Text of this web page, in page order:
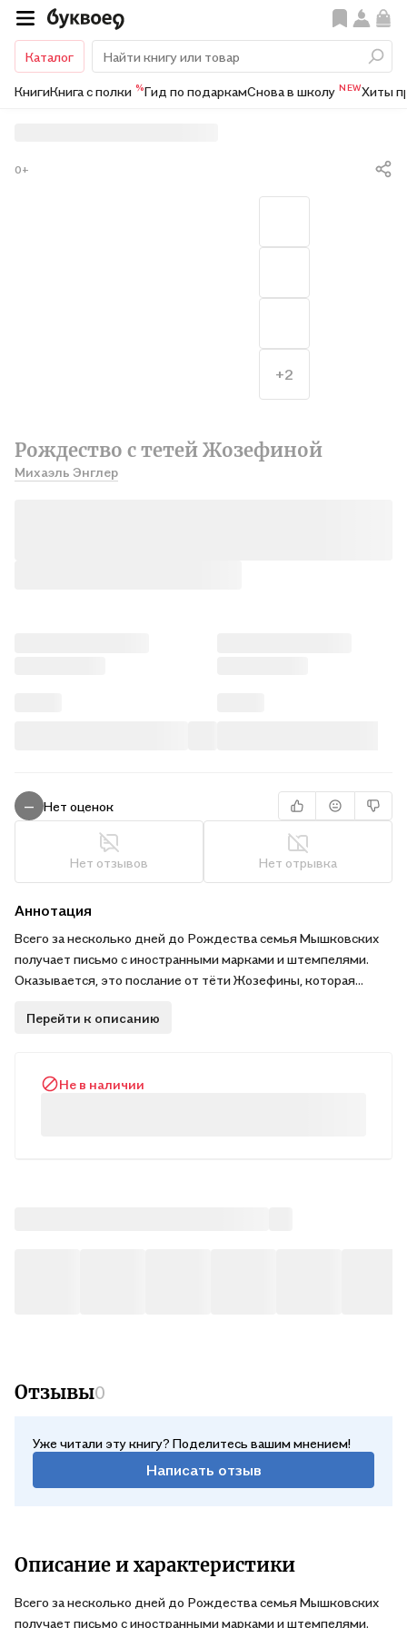
Каталог
КнигиКнига с полки %Гид по подаркамСнова в школу NEWХиты
Рождество с тетей Жозефиной
Михаэль Энглер
0+
— Нет оценок
Нет отзывов Нет отрывка
+2
Аннотация
Всего за несколько дней до Рождества семья Мышковских
получает письмо с иностранными марками и штемпелями.
Оказывается, это послание от тёти Жозефины, которая
свистуньей. Теперь прославленная артистка пожелала
угощение, ни на ёлку с игрушками?..
Перейти к описанию
Не в наличии
Отзывы0
Уже читали эту книгу? Поделитесь вашим мнением!
Написать отзыв
Описание и характеристики
Всего за несколько дней до Рождества семья Мышковских
получает письмо с иностранными марками и штемпелями.